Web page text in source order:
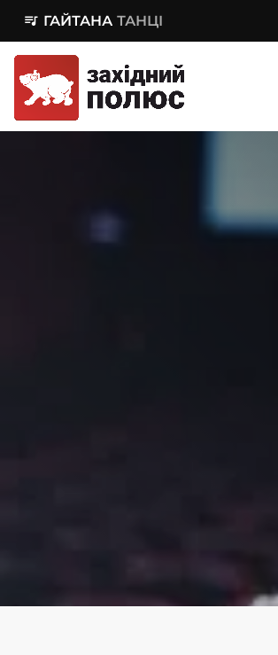
queue_music ГАЙТАНА ТАНЦІ